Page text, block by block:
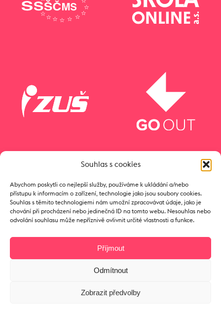
Souhlas s cookies
Abychom poskytli co nejlepší služby, používáme k ukládání a/nebo
přístupu k informacím o zařízení, technologie jako jsou soubory cookies.
Souhlas s těmito technologiemi nám umožní zpracovávat údaje, jako je
chování při procházení nebo jedinečná ID na tomto webu. Nesouhlas nebo
odvolání souhlasu může nepříznivě ovlivnit určité vlastnosti a funkce.
Příjmout
Odmítnout
Zobrazit předvolby